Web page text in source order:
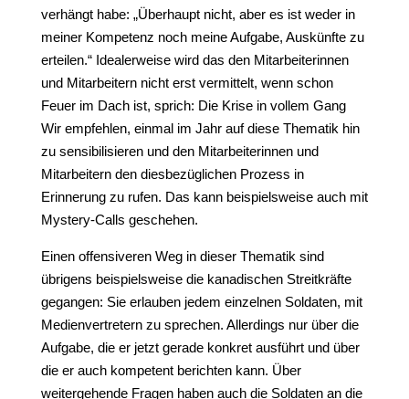
verhängt habe: „Überhaupt nicht, aber es ist weder in
meiner Kompetenz noch meine Aufgabe, Auskünfte zu
erteilen.“ Idealerweise wird das den Mitarbeiterinnen
und Mitarbeitern nicht erst vermittelt, wenn schon
Feuer im Dach ist, sprich: Die Krise in vollem Gang
Wir empfehlen, einmal im Jahr auf diese Thematik hin
zu sensibilisieren und den Mitarbeiterinnen und
Mitarbeitern den diesbezüglichen Prozess in
Erinnerung zu rufen. Das kann beispielsweise auch mit
Mystery-Calls geschehen.
Einen offensiveren Weg in dieser Thematik sind
übrigens beispielsweise die kanadischen Streitkräfte
gegangen: Sie erlauben jedem einzelnen Soldaten, mit
Medienvertretern zu sprechen. Allerdings nur über die
Aufgabe, die er jetzt gerade konkret ausführt und über
die er auch kompetent berichten kann. Über
weitergehende Fragen haben auch die Soldaten an die